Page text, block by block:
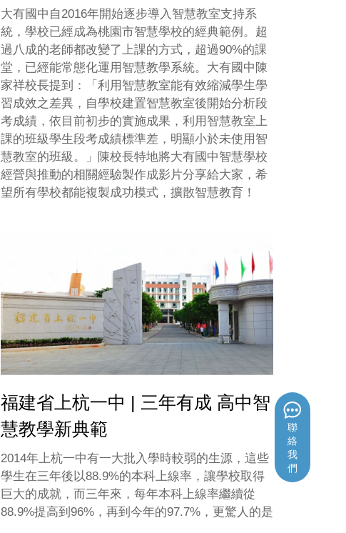
大有國中自2016年開始逐步導入智慧教室支持系
統，學校已經成為桃園市智慧學校的經典範例。超
過八成的老師都改變了上課的方式，超過90%的課
堂，已經能常態化運用智慧教學系統。大有國中陳
家祥校長提到：「利用智慧教室能有效縮減學生學
習成效之差異，自學校建置智慧教室後開始分析段
考成績，依目前初步的實施成果，利用智慧教室上
課的班級學生段考成績標準差，明顯小於未使用智
慧教室的班級。」陳校長特地將大有國中智慧學校
經營與推動的相關經驗製作成影片分享給大家，希
望所有學校都能複製成功模式，擴散智慧教育！
福建省上杭一中 | 三年有成 高中智
慧教學新典範
2014年上杭一中有一大批入學時較弱的生源，這些
學生在三年後以88.9%的本科上線率，讓學校取得
巨大的成就，而三年來，每年本科上線率繼續從
88.9%提高到96%，再到今年的97.7%，更驚人的是
聯
絡
我
們